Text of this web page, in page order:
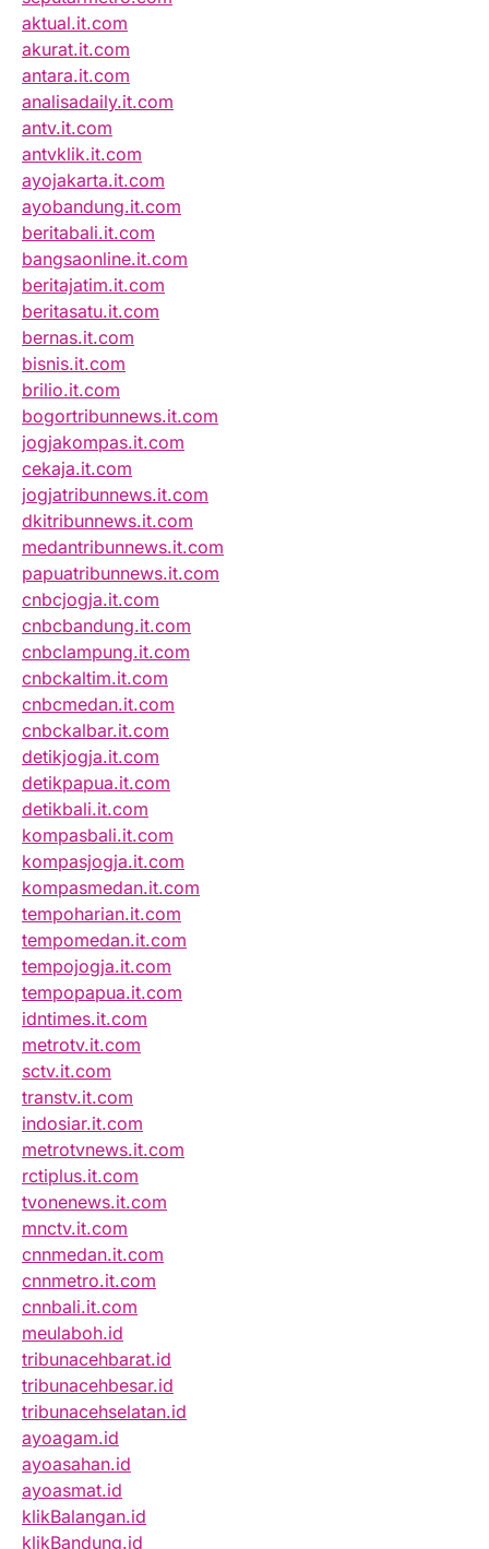
aktual.it.com
akurat.it.com
antara.it.com
analisadaily.it.com
antv.it.com
antvklik.it.com
ayojakarta.it.com
ayobandung.it.com
beritabali.it.com
bangsaonline.it.com
beritajatim.it.com
beritasatu.it.com
bernas.it.com
bisnis.it.com
brilio.it.com
bogortribunnews.it.com
jogjakompas.it.com
cekaja.it.com
jogjatribunnews.it.com
dkitribunnews.it.com
medantribunnews.it.com
papuatribunnews.it.com
cnbcjogja.it.com
cnbcbandung.it.com
cnbclampung.it.com
cnbckaltim.it.com
cnbcmedan.it.com
cnbckalbar.it.com
detikjogja.it.com
detikpapua.it.com
detikbali.it.com
kompasbali.it.com
kompasjogja.it.com
kompasmedan.it.com
tempoharian.it.com
tempomedan.it.com
tempojogja.it.com
tempopapua.it.com
idntimes.it.com
metrotv.it.com
sctv.it.com
transtv.it.com
indosiar.it.com
metrotvnews.it.com
rctiplus.it.com
tvonenews.it.com
mnctv.it.com
cnnmedan.it.com
cnnmetro.it.com
cnnbali.it.com
meulaboh.id
tribunacehbarat.id
tribunacehbesar.id
tribunacehselatan.id
ayoagam.id
ayoasahan.id
ayoasmat.id
klikBalangan.id
klikBandung.id